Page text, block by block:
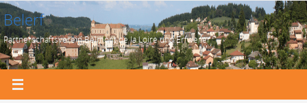
Zum
Inhalt
springen
Belerf
Partnerschaftsverein Belmont de la Loire und Erfweiler